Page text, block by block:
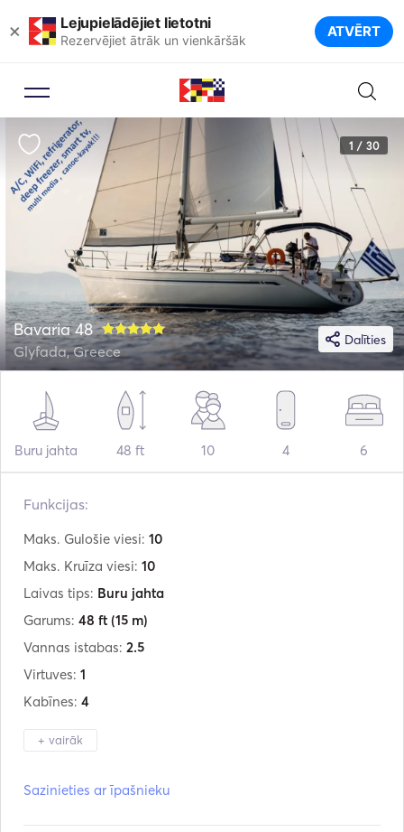
× Lejupielādējiet lietotni
Rezervējiet ātrāk un vienkāršāk ATVĒRT
1 / 30
Dalīties
Bavaria 48
Glyfada, Greece
Buru jahta 48 ft 10 4 6
Funkcijas:
Maks. Gulošie viesi: 10
Maks. Kruīza viesi: 10
Laivas tips: Buru jahta
Garums: 48 ft (15 m)
Vannas istabas: 2.5
Virtuves: 1
Kabīnes: 4
+ vairāk
Sazinieties ar īpašnieku